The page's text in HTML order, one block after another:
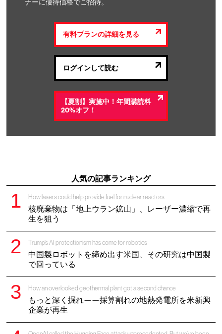
ナーに優待価格でご招待。
有料プランの詳細を見る
ログインして読む
【夏割】実施中！年間購読料
20%オフ！
人気の記事ランキング
How lasers could help provide fuel for nuclear reactors
核廃棄物は「地上ウラン鉱山」、レーザー濃縮で再
生を狙う
Trump’s AI protectionism has come for robotics
中国製ロボットを締め出す米国、その研究は中国製
で回っている
How an overlooked geothermal plant got a second chance
もっと深く掘れ——採算割れの地熱発電所を米新興
企業が再生